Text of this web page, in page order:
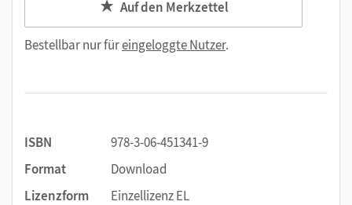
Auf den Merkzettel
Bestellbar nur füreingeloggte Nutzer.
ISBN
978-3-06-451341-9
Format
Download
Lizenzform
Einzellizenz EL